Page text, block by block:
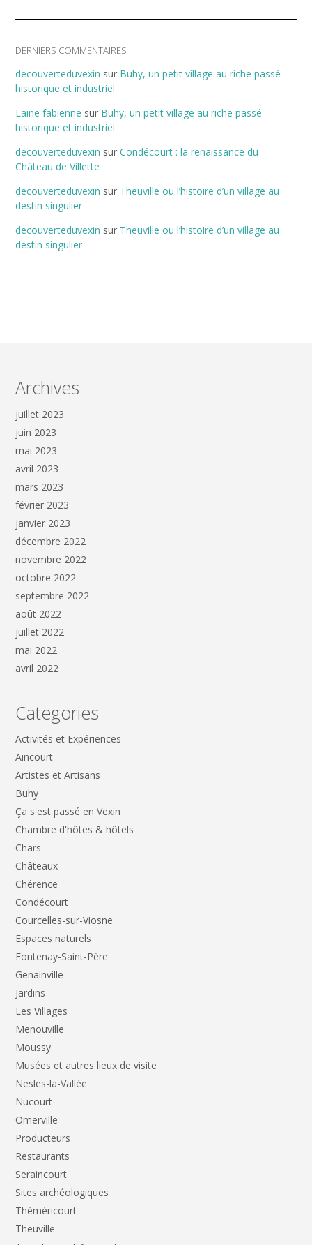
DERNIERS COMMENTAIRES
decouverteduvexin sur Buhy, un petit village au riche passé
historique et industriel
Laine fabienne sur Buhy, un petit village au riche passé
historique et industriel
decouverteduvexin sur Condécourt : la renaissance du
Château de Villette
decouverteduvexin sur Theuville ou l’histoire d’un village au
destin singulier
decouverteduvexin sur Theuville ou l’histoire d’un village au
destin singulier
Archives
juillet 2023
juin 2023
mai 2023
avril 2023
mars 2023
février 2023
janvier 2023
décembre 2022
novembre 2022
octobre 2022
septembre 2022
août 2022
juillet 2022
mai 2022
avril 2022
Categories
Activités et Expériences
Aincourt
Artistes et Artisans
Buhy
Ça s'est passé en Vexin
Chambre d'hôtes & hôtels
Chars
Châteaux
Chérence
Condécourt
Courcelles-sur-Viosne
Espaces naturels
Fontenay-Saint-Père
Genainville
Jardins
Les Villages
Menouville
Moussy
Musées et autres lieux de visite
Nesles-la-Vallée
Nucourt
Omerville
Producteurs
Restaurants
Seraincourt
Sites archéologiques
Théméricourt
Theuville